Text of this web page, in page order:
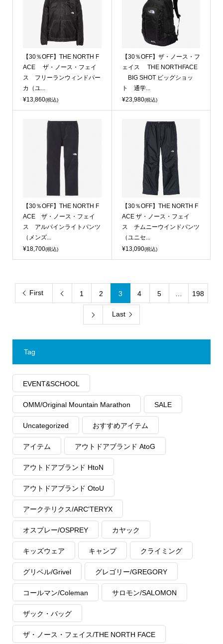
【30％OFF】THE NORTH F
ACE ザ・ノース・フェイ
ス フリーランウィンドパー
カ（ユ...
¥13,860(税込)
【30％OFF】ザ・ノース・フ
ェイス THE NORTHFACE
BIG SHOT ビッグショッ
ト 通学...
¥23,980(税込)
【30％OFF】THE NORTH F
ACE ザ・ノース・フェイ
ス アルパインライトパンツ
（メンズ...
¥18,700(税込)
【30％OFF】THE NORTH F
ACE ザ・ノース・フェイ
ス チムニーウインドパンツ
（ユニセ...
¥13,090(税込)
First  1 2 3 4 5 198
 Last
Tag
EVENT&SCHOOL
OMM/Original Mountain Marathon SALE
Uncategorized おすすめアイテム
アイテム アウトドアブランド AtoG
アウトドアブランド HtoN
アウトドアブランド OtoU
アークテリクス/ARC'TERYX
オスプレー/OSPREY カヤック
キッズウェア キャンプ クライミング
グリベル/Grivel グレゴリー/GREGORY
コールマン/Coleman サロモン/SALOMON
ザック・バッグ
ザ・ノース・フェイス/THE NORTH FACE